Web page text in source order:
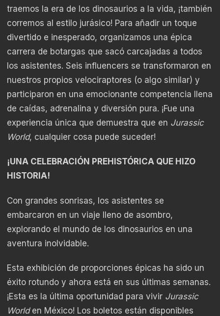
traemos la era de los dinosaurios a la vida, ¡también
corremos al estilo jurásico! Para añadir un toque
divertido e inesperado, organizamos una épica
carrera de botargas que sacó carcajadas a todos
los asistentes. Seis influencers se transformaron en
nuestros propios velociraptores (o algo similar) y
participaron en una emocionante competencia llena
de caídas, adrenalina y diversión pura. ¡Fue una
experiencia única que demuestra que en Jurassic
World, cualquier cosa puede suceder!
¡UNA CELEBRACIÓN PREHISTÓRICA QUE HIZO
HISTORIA!
Con grandes sonrisas, los asistentes se
embarcaron en un viaje lleno de asombro,
explorando el mundo de los dinosaurios en una
aventura inolvidable.
Esta exhibición de proporciones épicas ha sido un
éxito rotundo y ahora está en sus últimas semanas.
¡Esta es la última oportunidad para vivir Jurassic
Worlden México! Los boletos están disponibles